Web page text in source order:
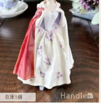
在庫1個